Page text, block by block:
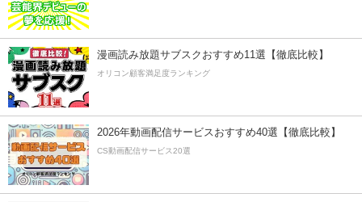
漫画読み放題サブスクおすすめ11選【徹底比較】
オリコン顧客満足度ランキング
2026年動画配信サービスおすすめ40選【徹底比較】
CS動画配信サービス20選